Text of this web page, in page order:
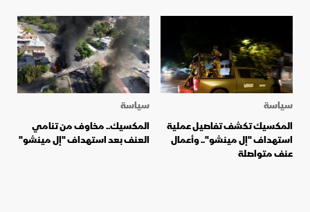
سياسة
المكسيك تكشف تفاصيل عملية
استهداف "إل مينشو".. وأعمال
عنف متواصلة
سياسة
المكسيك.. مخاوف من تنامي
العنف بعد استهداف "إل مينشو"